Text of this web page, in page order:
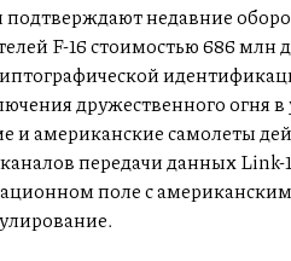
подтверждают недавние
F-16 стоимостью 686 млн
дружественного огня
и американские самолеты
передачи данных
поле с